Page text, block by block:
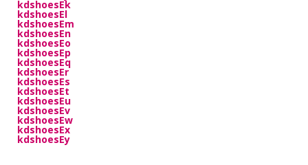
kdshoesEk
kdshoesEl
kdshoesEm
kdshoesEn
kdshoesEo
kdshoesEp
kdshoesEq
kdshoesEr
kdshoesEs
kdshoesEt
kdshoesEu
kdshoesEv
kdshoesEw
kdshoesEx
kdshoesEy